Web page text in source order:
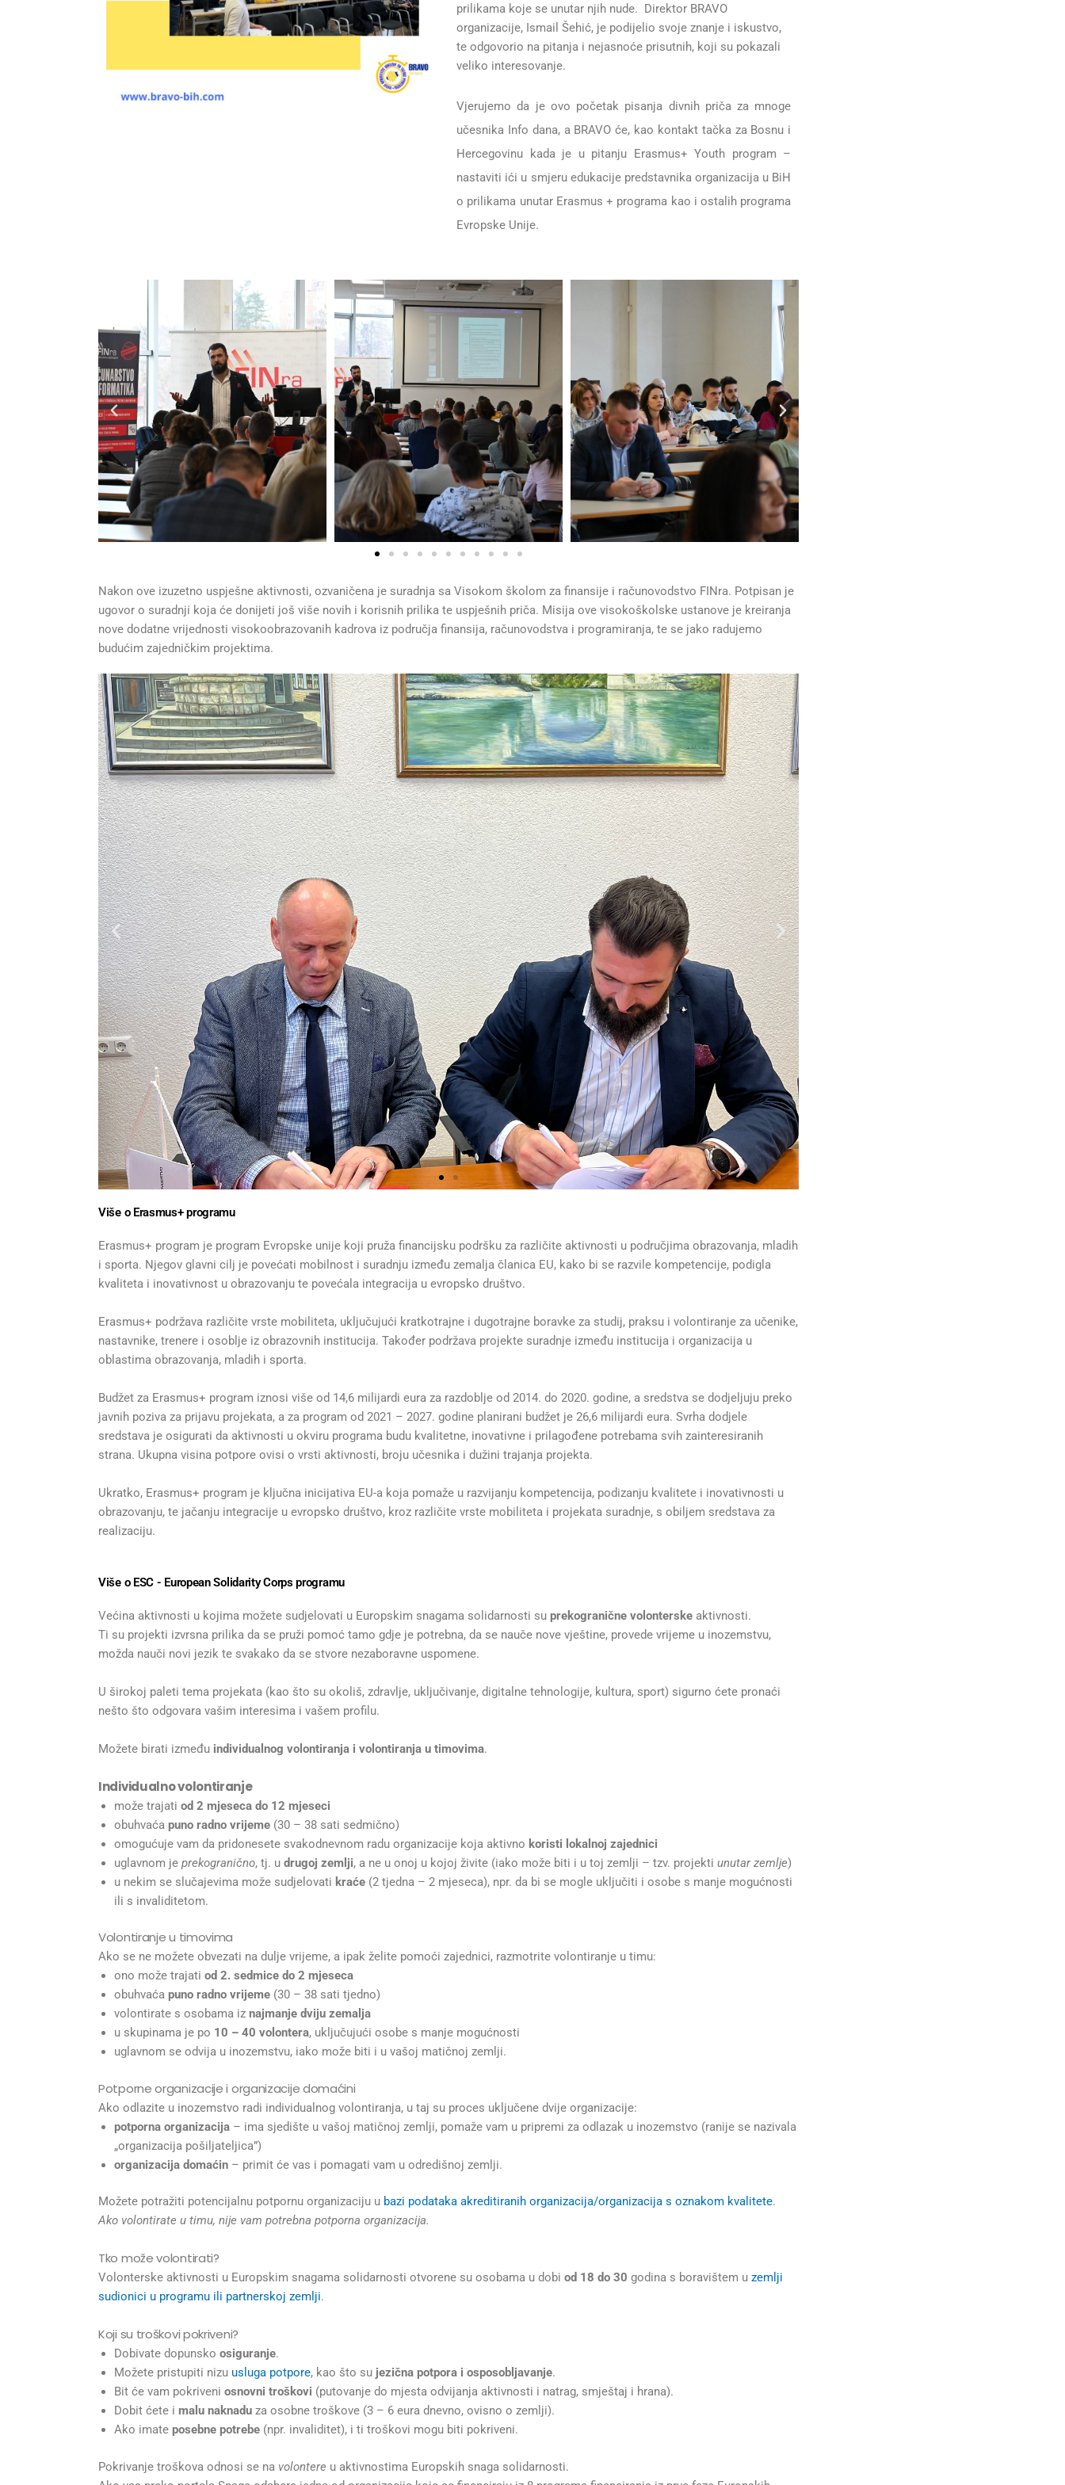
prilikama koje se unutar njih nude. Direktor BRAVO
organizacije, Ismail Šehić, je podijelio svoje znanje i iskustvo,
te odgovorio na pitanja i nejasnoće prisutnih, koji su pokazali
veliko interesovanje.
Vjerujemo da je ovo početak pisanja divnih priča za mnoge
učesnika Info dana, a BRAVO će, kao kontakt tačka za Bosnu i
Hercegovinu kada je u pitanju Erasmus+ Youth program –
nastaviti ići u smjeru edukacije predstavnika organizacija u BiH
o prilikama unutar Erasmus + programa kao i ostalih programa
Evropske Unije.
Nakon ove izuzetno uspješne aktivnosti, ozvaničena je suradnja sa Visokom školom za finansije i računovodstvo FINra. Potpisan je
ugovor o suradnji koja će donijeti još više novih i korisnih prilika te uspješnih priča. Misija ove visokoškolske ustanove je kreiranja
nove dodatne vrijednosti visokoobrazovanih kadrova iz područja finansija, računovodstva i programiranja, te se jako radujemo
budućim zajedničkim projektima.
Više o Erasmus+ programu
Erasmus+ program je program Evropske unije koji pruža financijsku podršku za različite aktivnosti u područjima obrazovanja, mladih
i sporta. Njegov glavni cilj je povećati mobilnost i suradnju između zemalja članica EU, kako bi se razvile kompetencije, podigla
kvaliteta i inovativnost u obrazovanju te povećala integracija u evropsko društvo.
Erasmus+ podržava različite vrste mobiliteta, uključujući kratkotrajne i dugotrajne boravke za studij, praksu i volontiranje za učenike,
nastavnike, trenere i osoblje iz obrazovnih institucija. Također podržava projekte suradnje između institucija i organizacija u
oblastima obrazovanja, mladih i sporta.
Budžet za Erasmus+ program iznosi više od 14,6 milijardi eura za razdoblje od 2014. do 2020. godine, a sredstva se dodjeljuju preko
javnih poziva za prijavu projekata, a za program od 2021 – 2027. godine planirani budžet je 26,6 milijardi eura. Svrha dodjele
sredstava je osigurati da aktivnosti u okviru programa budu kvalitetne, inovativne i prilagođene potrebama svih zainteresiranih
strana. Ukupna visina potpore ovisi o vrsti aktivnosti, broju učesnika i dužini trajanja projekta.
Ukratko, Erasmus+ program je ključna inicijativa EU-a koja pomaže u razvijanju kompetencija, podizanju kvalitete i inovativnosti u
obrazovanju, te jačanju integracije u evropsko društvo, kroz različite vrste mobiliteta i projekata suradnje, s obiljem sredstava za
realizaciju.
Više o ESC - European Solidarity Corps programu
Većina aktivnosti u kojima možete sudjelovati u Europskim snagama solidarnosti suprekogranične volonterske aktivnosti.
Ti su projekti izvrsna prilika da se pruži pomoć tamo gdje je potrebna, da se nauče nove vještine, provede vrijeme u inozemstvu,
možda nauči novi jezik te svakako da se stvore nezaboravne uspomene.
U širokoj paleti tema projekata (kao što su okoliš, zdravlje, uključivanje, digitalne tehnologije, kultura, sport) sigurno ćete pronaći
nešto što odgovara vašim interesima i vašem profilu.
Možete birati između individualnog volontiranja i volontiranja u timovima.
Individualno volontiranje
može trajatiod 2 mjeseca do 12 mjeseci
obuhvaćapuno radno vrijeme (30 – 38 sati sedmično)
omogućuje vam da pridonesete svakodnevnom radu organizacije koja aktivno koristi lokalnoj zajednici
uglavnom jeprekogranično, tj. udrugoj zemlji, a ne u onoj u kojoj živite (iako može biti i u toj zemlji – tzv. projektiunutar zemlje)
u nekim se slučajevima može sudjelovati kraće (2 tjedna – 2 mjeseca), npr. da bi se mogle uključiti i osobe s manje mogućnosti
ili s invaliditetom.
Volontiranje u timovima
Ako se ne možete obvezati na dulje vrijeme, a ipak želite pomoći zajednici, razmotrite volontiranje u timu:
ono može trajatiod 2. sedmice do 2 mjeseca
obuhvaćapuno radno vrijeme (30 – 38 sati tjedno)
volontirate s osobama iznajmanje dviju zemalja
u skupinama je po 10 – 40 volontera, uključujući osobe s manje mogućnosti
uglavnom se odvija u inozemstvu, iako može biti i u vašoj matičnoj zemlji.
Potporne organizacije i organizacije domaćini
Ako odlazite u inozemstvo radi individualnog volontiranja, u taj su proces uključene dvije organizacije:
potporna organizacija – ima sjedište u vašoj matičnoj zemlji, pomaže vam u pripremi za odlazak u inozemstvo (ranije se nazivala
„organizacija pošiljateljica”)
organizacija domaćin – primit će vas i pomagati vam u odredišnoj zemlji.
Možete potražiti potencijalnu potpornu organizaciju u bazi podataka akreditiranih organizacija/organizacija s oznakom kvalitete.
Ako volontirate u timu, nije vam potrebna potporna organizacija.
Tko može volontirati?
Volonterske aktivnosti u Europskim snagama solidarnosti otvorene su osobama u dobiod 18 do 30 godina s boravištem uzemlji
sudionici u programu ili partnerskoj zemlji.
Koji su troškovi pokriveni?
Dobivate dopunskoosiguranje.
Možete pristupiti nizu usluga potpore, kao što su jezična potpora i osposobljavanje.
Bit će vam pokriveniosnovni troškovi (putovanje do mjesta odvijanja aktivnosti i natrag, smještaj i hrana).
Dobit ćete imalu naknadu za osobne troškove (3 – 6 eura dnevno, ovisno o zemlji).
Ako imateposebne potrebe (npr. invaliditet), i ti troškovi mogu biti pokriveni.
Pokrivanje troškova odnosi se na volontere u aktivnostima Europskih snaga solidarnosti.